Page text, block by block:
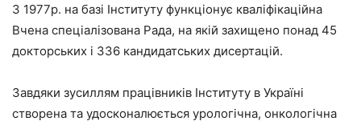
З 1977р. на базі Інституту функціонує кваліфікаційна
Вчена спеціалізована Рада, на якій захищено понад 45
докторських і 336 кандидатських дисертацій.
Завдяки зусиллям працівників Інституту в Україні
створена та удосконалюється урологічна, онкологічна